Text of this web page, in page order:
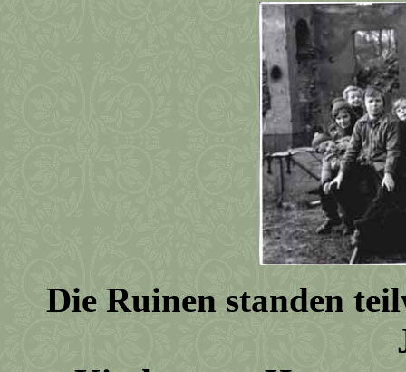
Die Ruinen standen